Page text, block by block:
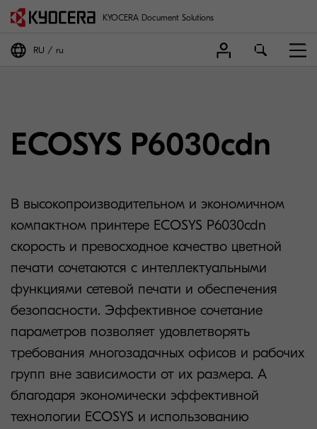
KYOCERA Document Solutions
RU ru
ECOSYS P6030cdn
В высокопроизводительном и экономичном
компактном принтере ECOSYS P6030cdn
скорость и превосходное качество цветной
печати сочетаются с интеллектуальными
функциями сетевой печати и обеспечения
безопасности. Эффективное сочетание
параметров позволяет удовлетворять
требования многозадачных офисов и рабочих
групп вне зависимости от их размера. А
благодаря экономически эффективной
технологии ECOSYS и использованию